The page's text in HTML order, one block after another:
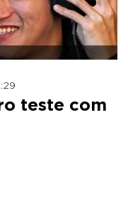
teste com